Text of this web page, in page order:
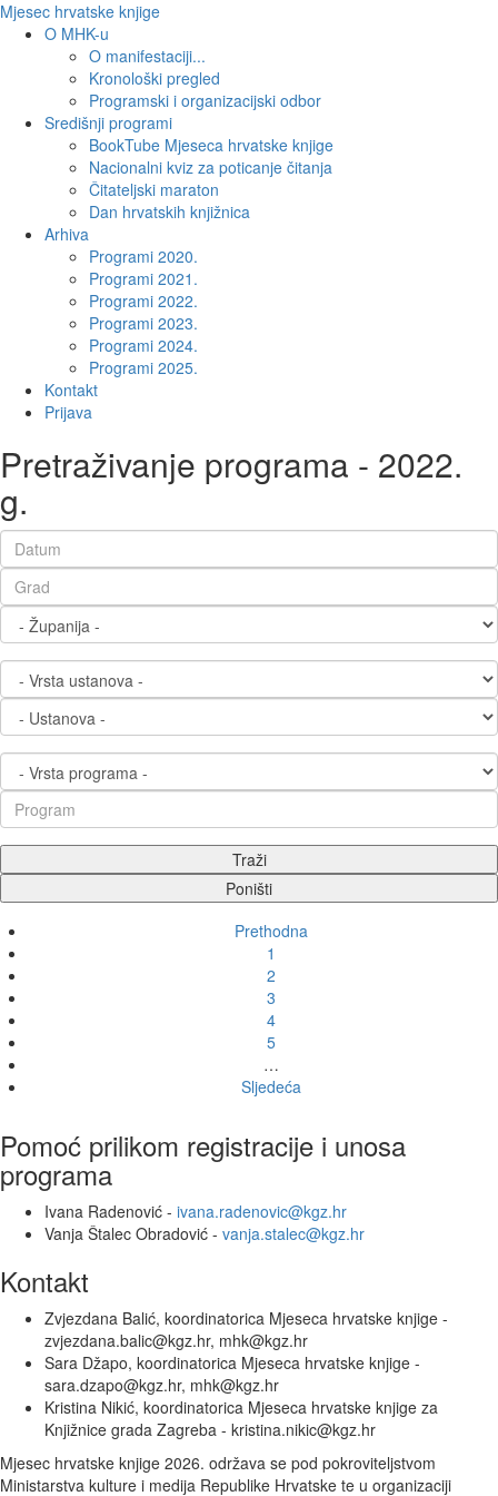
Mjesec hrvatske knjige
O MHK-u
O manifestaciji...
Kronološki pregled
Programski i organizacijski odbor
Središnji programi
BookTube Mjeseca hrvatske knjige
Nacionalni kviz za poticanje čitanja
Čitateljski maraton
Dan hrvatskih knjižnica
Arhiva
Programi 2020.
Programi 2021.
Programi 2022.
Programi 2023.
Programi 2024.
Programi 2025.
Kontakt
Prijava
Pretraživanje programa - 2022.
g.
Prethodna
1
2
3
4
5
…
Sljedeća
Pomoć prilikom registracije i unosa
programa
Ivana Radenović - ivana.radenovic@kgz.hr
Vanja Štalec Obradović - vanja.stalec@kgz.hr
Kontakt
Zvjezdana Balić, koordinatorica Mjeseca hrvatske knjige -
zvjezdana.balic@kgz.hr, mhk@kgz.hr
Sara Džapo, koordinatorica Mjeseca hrvatske knjige -
sara.dzapo@kgz.hr, mhk@kgz.hr
Kristina Nikić, koordinatorica Mjeseca hrvatske knjige za
Knjižnice grada Zagreba - kristina.nikic@kgz.hr
Mjesec hrvatske knjige 2026. održava se pod pokroviteljstvom
Ministarstva kulture i medija Republike Hrvatske te u organizaciji